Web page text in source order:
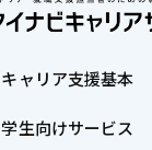
キャリア支援基本
学生向けサービス